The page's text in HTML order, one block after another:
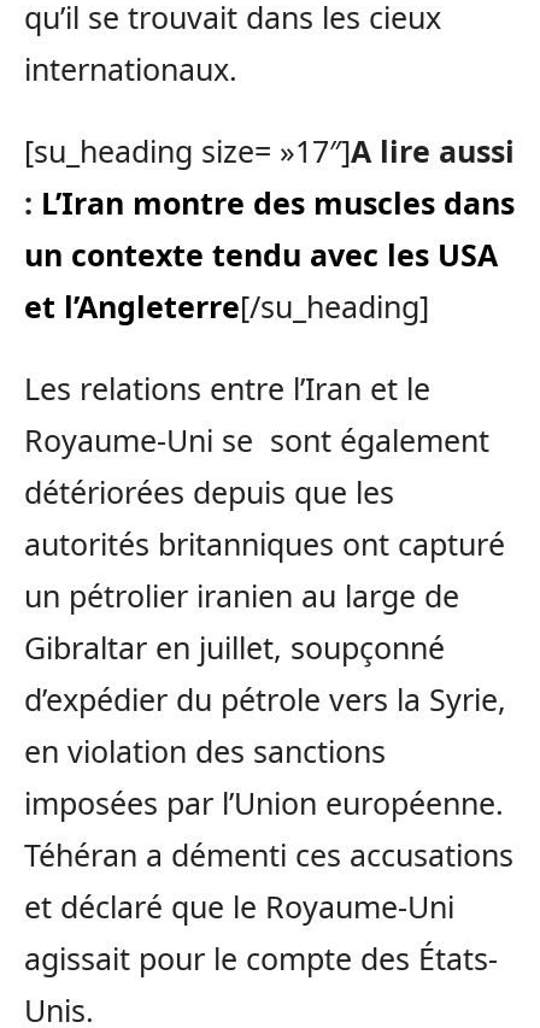
qu’il se trouvait dans les cieux
internationaux.
[su_heading size= »17″]A lire aussi
: L’Iran montre des muscles dans
un contexte tendu avec les USA
et l’Angleterre[/su_heading]
Les relations entre l’Iran et le
Royaume-Uni se sont également
détériorées depuis que les
autorités britanniques ont capturé
un pétrolier iranien au large de
Gibraltar en juillet, soupçonné
d’expédier du pétrole vers la Syrie,
en violation des sanctions
imposées par l’Union européenne.
Téhéran a démenti ces accusations
et déclaré que le Royaume-Uni
agissait pour le compte des États-
Unis.